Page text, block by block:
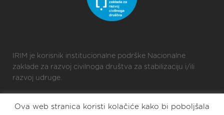
IRIM je korisnik institucionalne podrške Nacionalne
zaklade za razvoj civilnoga društva za stabilizaciju i/ili
razvoj udruge.
Ova web stranica koristi kolačiće kako bi poboljšala